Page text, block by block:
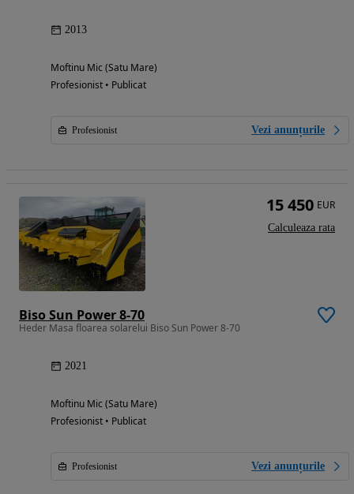
2013
Moftinu Mic (Satu Mare)
Profesionist • Publicat
Profesionist Vezi anunțurile
Biso Sun Power 8-70
Heder Masa floarea solarelui Biso Sun Power 8-70
2021
Moftinu Mic (Satu Mare)
Profesionist • Publicat
Profesionist Vezi anunțurile
15 450 EUR
Calculeaza rata